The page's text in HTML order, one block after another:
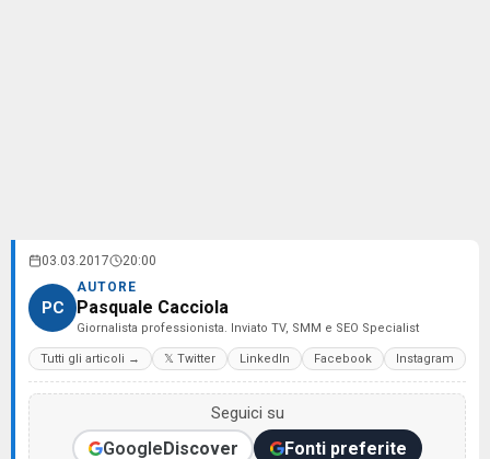
03.03.2017 20:00
PC
AUTORE
Pasquale Cacciola
Giornalista professionista. Inviato TV, SMM e SEO Specialist
Tutti gli articoli → 𝕏 Twitter LinkedIn Facebook Instagram
Seguici su
GoogleDiscover Fonti preferite